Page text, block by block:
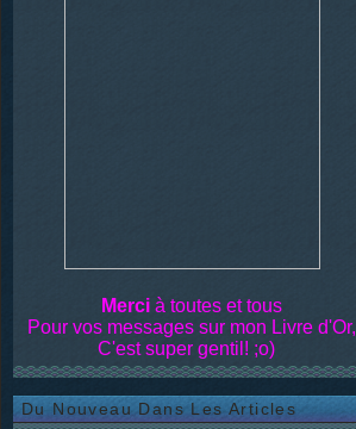
Merci à toutes et tous
Pour vos messages sur mon Livre d'Or,
C'est super gentil! ;o)
Du Nouveau Dans Les Articles